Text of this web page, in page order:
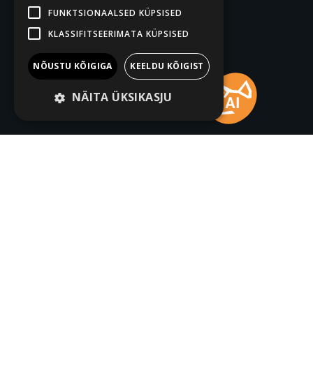
FUNKTSIONAALSED KÜPSISED
KLASSIFITSEERIMATA KÜPSISED
NÕUSTU KÕIGIGA KEELDU KÕIGIST
NÄITA ÜKSIKASJU